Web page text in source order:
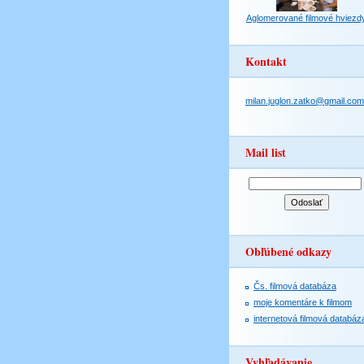
Aglomerované filmové
Kontakt
milan.juglon.zatko@gmail.com
Mail list
Obľúbené odkazy
Čs. filmová databáza
moje komentáre k filmom
internetová filmová